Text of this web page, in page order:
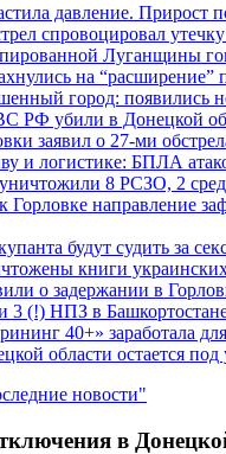
давление. Прирост
спровоцировал
Луганщины
на “расширение”
город: появились
РФ убили в Донецкой
заявил о 27-ми
и логистике: БПЛА
8 РСЗО, 2
направление
будут судить за
книги
о задержании в
3 (!) НПЗ в
40+» заработала
области остается
новости"
в